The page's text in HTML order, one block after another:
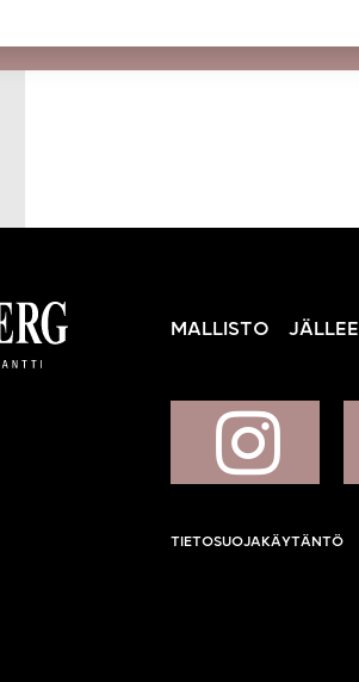
MALLISTO
TIETOSUOJAKÄYTÄNTÖ